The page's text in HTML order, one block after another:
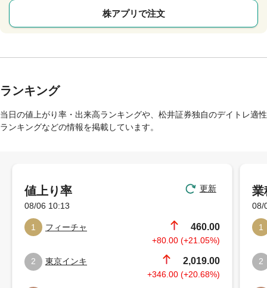
株アプリで注文
ランキング
当日の値上がり率・出来高ランキングや、松井証券独自のデイトレ適性
ランキングなどの情報を掲載しています。